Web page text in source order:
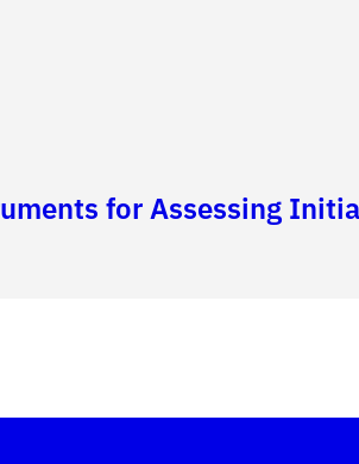
for Assessing